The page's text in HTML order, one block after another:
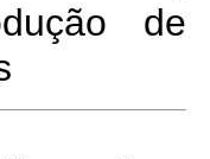
de